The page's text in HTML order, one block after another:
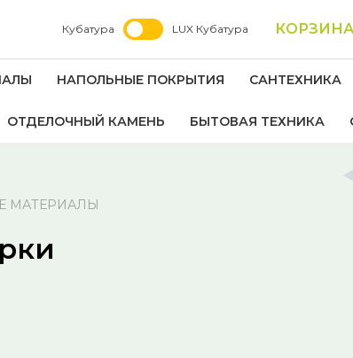
Кубатура LUX Кубатура КОРЗИНА
НАПОЛЬНЫЕ ПОКРЫТИЯ САНТЕХНИКА
ОТДЕЛОЧНЫЙ КАМЕНЬ БЫТОВАЯ ТЕХНИКА
МАТЕРИАЛЫ